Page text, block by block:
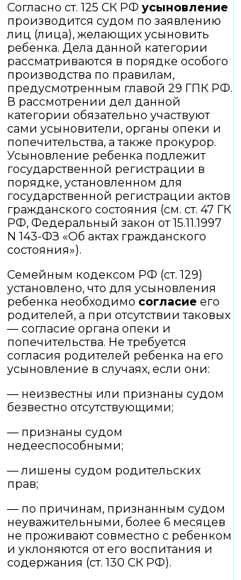
Согласно ст. 125 СК РФ усыновление
производится судом по заявлению
лиц (лица), желающих усыновить
ребенка. Дела данной категории
рассматриваются в порядке особого
производства по правилам,
предусмотренным главой 29 ГПК РФ.
В рассмотрении дел данной
категории обязательно участвуют
сами усыновители, органы опеки и
попечительства, а также прокурор.
Усыновление ребенка подлежит
государственной регистрации в
порядке, установленном для
государственной регистрации актов
гражданского состояния (см. ст. 47 ГК
РФ, Федеральный закон от 15.11.1997
N 143-ФЗ «Об актах гражданского
состояния»).
Семейным кодексом РФ (ст. 129)
установлено, что для усыновления
ребенка необходимо согласие его
родителей, а при отсутствии таковых
— согласие органа опеки и
попечительства. Не требуется
согласия родителей ребенка на его
усыновление в случаях, если они:
— неизвестны или признаны судом
безвестно отсутствующими;
— признаны судом
недееспособными;
— лишены судом родительских
прав;
— по причинам, признанным судом
неуважительными, более 6 месяцев
не проживают совместно с ребенком
и уклоняются от его воспитания и
содержания (ст. 130 СК РФ).